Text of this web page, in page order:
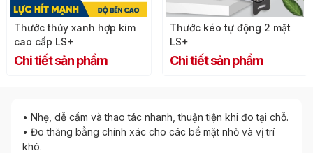
Thước thủy xanh hợp kim
cao cấp LS+
Chi tiết sản phẩm
Thước kéo tự động 2 mặt
LS+
Chi tiết sản phẩm
• Nhẹ, dễ cầm và thao tác nhanh, thuận tiện khi đo tại chỗ.
• Đo thăng bằng chính xác cho các bề mặt nhỏ và vị trí
khó.